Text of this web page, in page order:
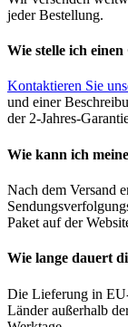
jeder Bestellung.
Wie stelle ich
Kontaktieren Sie
und einer
der 2-Jahres-
Wie kann ich
Nach dem Versand
Paket auf der
Wie lange dauert
Die Lieferung in
Länder außerhalb